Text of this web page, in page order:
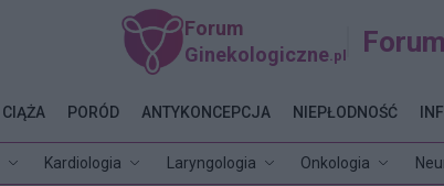
Forum
Ginekologiczne .pl
Kardiologia Laryngologia Onkologia
CIĄŻA PORÓD ANTYKONCEPCJA NIEPŁODNOŚĆ